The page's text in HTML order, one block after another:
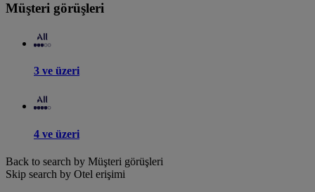
Müşteri görüşleri
3 ve üzeri
4 ve üzeri
Back to search by Müşteri görüşleri
Skip search by Otel erişimi